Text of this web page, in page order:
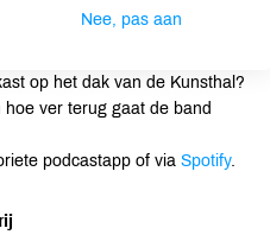
PETCAST met Dide Vonk
op het dak van de Kunsthal?
ver terug gaat de band
podcastapp of via Spotify.
Nee, pas aan